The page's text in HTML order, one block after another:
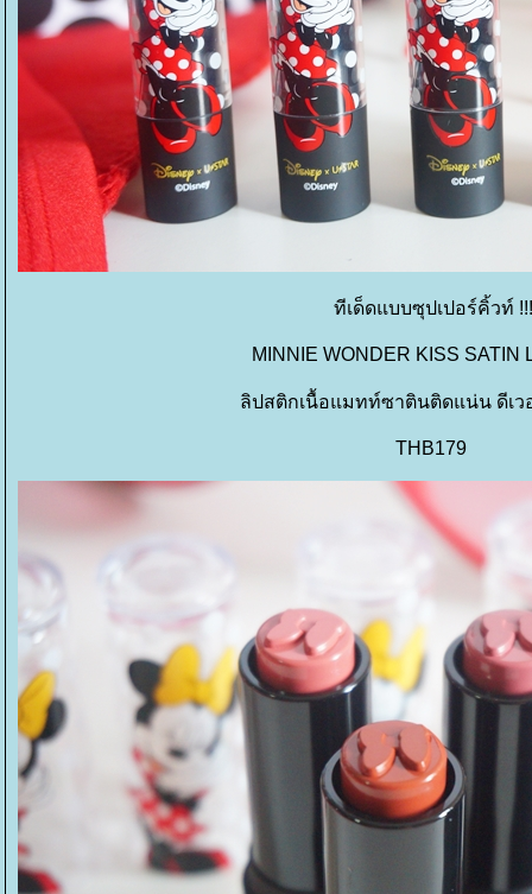
ทีเด็ดแบบซุปเปอร์คิ้วท์ !!!
MINNIE WONDER KISS SATIN
ลิปสติกเนื้อแมทท์ซาตินติดแน่น ดีเว
THB179